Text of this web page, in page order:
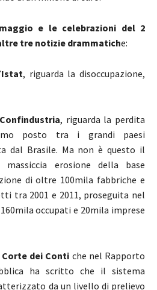
e le celebrazioni del 2
tre notizie drammatiche:
Istat, riguarda la disoccupazione,
Confindustria, riguarda la perdita
posto tra i grandi paesi
dal Brasile. Ma non è questo il
erosione della base
di oltre 100mila fabbriche e
tra 2001 e 2011, proseguita nel
occupati e 20mila imprese
Corte dei Conti che nel Rapporto
ha scritto che il sistema
da un livello di prelievo